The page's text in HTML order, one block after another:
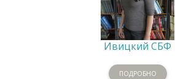
Ивицкий СБФ
ПОДРОБНО